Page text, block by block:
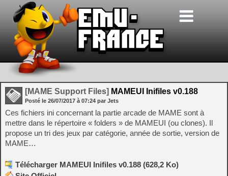
[MAME Support Files] MAMEUI Inifiles v0.188
Posté le 26/07/2017 à 07:24 par Jets
Ces fichiers ini concernant la partie arcade de MAME sont à
mettre dans le répertoire « folders » de MAMEUI (ou clones). Il
propose un tri des jeux par catégorie, année de sortie, version de
MAME…
Télécharger MAMEUI Inifiles v0.188 (628,2 Ko)